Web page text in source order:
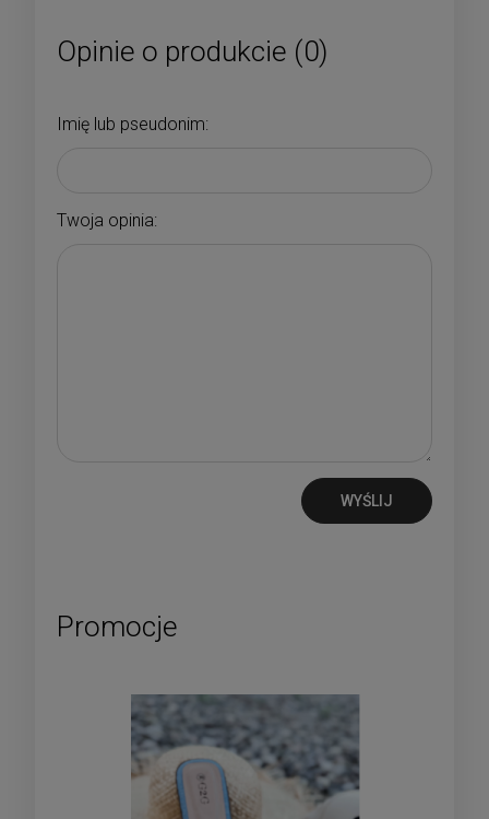
Opinie o produkcie (0)
Imię lub pseudonim:
Twoja opinia:
WYŚLIJ
Promocje